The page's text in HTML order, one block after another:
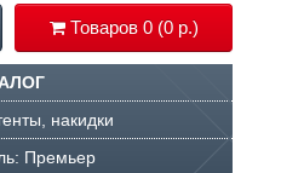
Товаров 0 (0 р.)
накидки
Премьер